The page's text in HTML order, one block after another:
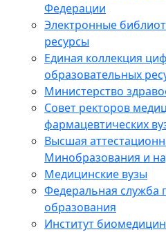
Федерации
Электронные
ресурсы
Единая коллекция
образовательных
Министерство
Совет ректоров
фармацевтических
Высшая
Минобразования и
Медицинские вузы
Федеральная служба
образования
Институт